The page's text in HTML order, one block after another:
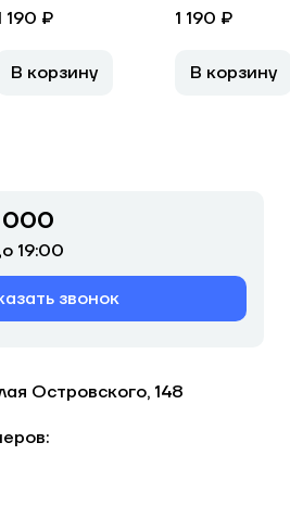
190 ₽
В корзину
1 190 ₽
В корзину
000
19:00
звонок
Островского, 148